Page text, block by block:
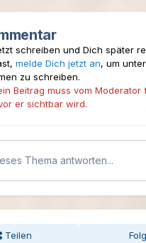
schreiben und Dich später
melde Dich jetzt an, um
zu schreiben.
Beitrag muss vom
er sichtbar wird.
Thema antworten...
Teilen